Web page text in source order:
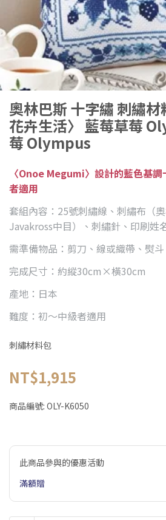
奧林巴斯 十字繡 刺繡
花卉生活〉 藍莓草莓
莓 Olympus
〈Onoe Megumi〉設計的藍色基
者適用
套組內容：25號刺繡線、刺繡布（
Javakross中目）、刺繡針、印刷姓
需準備物品：剪刀、線或織帶、熨斗
完成尺寸：約縱30cm×橫30cm
產地：日本
難度：初～中級者適用
刺繡材料包
NT$1,915
商品編號: OLY-K6050
此商品參與的優惠活動
滿額贈